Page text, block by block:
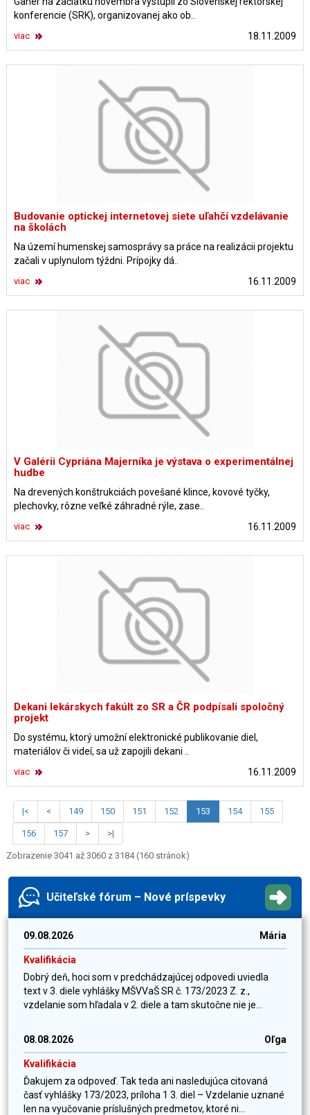
konferencie (SRK), organizovanej ako ob..
18.11.2009
viac
Budovanie optickej internetovej siete uľahčí vzdelávanie
na školách
Na území humenskej samosprávy sa práce na realizácii projektu
začali v uplynulom týždni. Prípojky dá..
16.11.2009
viac
V Galérii Cypriána Majerníka je výstava o experimentálnej
hudbe
Na drevených konštrukciách povešané klince, kovové tyčky,
plechovky, rôzne veľké záhradné rýle, zase..
16.11.2009
viac
Dekani lekárskych fakúlt zo SR a ČR podpísali spoločný
projekt
Do systému, ktorý umožní elektronické publikovanie diel,
materiálov či videí, sa už zapojili dekani ..
16.11.2009
viac
|< < 149 150 151 152 153 154 155
156 157 > >|
Zobrazenie 3041 až 3060 z 3184 (160 stránok)
Učiteľské fórum – Nové príspevky
09.08.2026 Mária
Kvalifikácia
Dobrý deň, hoci som v predchádzajúcej odpovedi uviedla
text v 3. diele vyhlášky MŠVVaŠ SR č. 173/2023 Z. z.,
vzdelanie som hľadala v 2. diele a tam skutočne nie je...
08.08.2026 Oľga
Kvalifikácia
Ďakujem za odpoveď. Tak teda ani nasledujúca citovaná
časť vyhlášky 173/2023, príloha 1 3. diel – Vzdelanie uznané
len na vyučovanie príslušných predmetov, ktoré ni...